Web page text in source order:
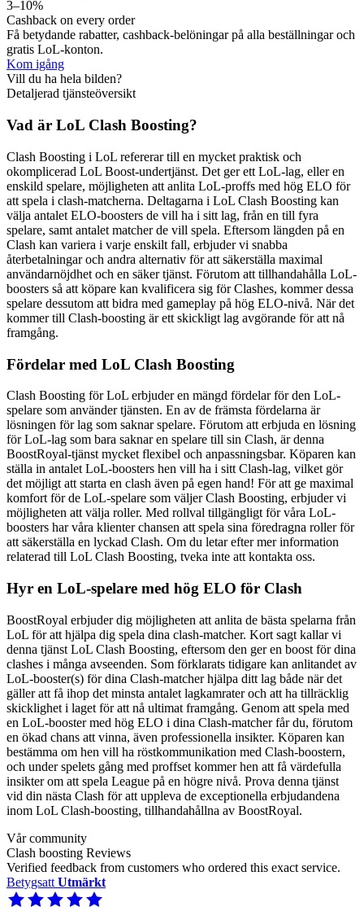
3–10%
Cashback on every order
Få betydande rabatter, cashback-belöningar på alla beställningar och
gratis LoL-konton.
Kom igång
Vill du ha hela bilden?
Detaljerad tjänsteöversikt
Vad är LoL Clash Boosting?
Clash Boosting i LoL refererar till en mycket praktisk och
okomplicerad LoL Boost-undertjänst. Det ger ett LoL-lag, eller en
enskild spelare, möjligheten att anlita LoL-proffs med hög ELO för
att spela i clash-matcherna. Deltagarna i LoL Clash Boosting kan
välja antalet ELO-boosters de vill ha i sitt lag, från en till fyra
spelare, samt antalet matcher de vill spela. Eftersom längden på en
Clash kan variera i varje enskilt fall, erbjuder vi snabba
återbetalningar och andra alternativ för att säkerställa maximal
användarnöjdhet och en säker tjänst. Förutom att tillhandahålla LoL-
boosters så att köpare kan kvalificera sig för Clashes, kommer dessa
spelare dessutom att bidra med gameplay på hög ELO-nivå. När det
kommer till Clash-boosting är ett skickligt lag avgörande för att nå
framgång.
Fördelar med LoL Clash Boosting
Clash Boosting för LoL erbjuder en mängd fördelar för den LoL-
spelare som använder tjänsten. En av de främsta fördelarna är
lösningen för lag som saknar spelare. Förutom att erbjuda en lösning
för LoL-lag som bara saknar en spelare till sin Clash, är denna
BoostRoyal-tjänst mycket flexibel och anpassningsbar. Köparen kan
ställa in antalet LoL-boosters hen vill ha i sitt Clash-lag, vilket gör
det möjligt att starta en clash även på egen hand! För att ge maximal
komfort för de LoL-spelare som väljer Clash Boosting, erbjuder vi
möjligheten att välja roller. Med rollval tillgängligt för våra LoL-
boosters har våra klienter chansen att spela sina föredragna roller för
att säkerställa en lyckad Clash. Om du letar efter mer information
relaterad till LoL Clash Boosting, tveka inte att kontakta oss.
Hyr en LoL-spelare med hög ELO för Clash
BoostRoyal erbjuder dig möjligheten att anlita de bästa spelarna från
LoL för att hjälpa dig spela dina clash-matcher. Kort sagt kallar vi
denna tjänst LoL Clash Boosting, eftersom den ger en boost för dina
clashes i många avseenden. Som förklarats tidigare kan anlitandet av
LoL-booster(s) för dina Clash-matcher hjälpa ditt lag både när det
gäller att få ihop det minsta antalet lagkamrater och att ha tillräcklig
skicklighet i laget för att nå ultimat framgång. Genom att spela med
en LoL-booster med hög ELO i dina Clash-matcher får du, förutom
en ökad chans att vinna, även professionella insikter. Köparen kan
bestämma om hen vill ha röstkommunikation med Clash-boostern,
och under spelets gång med proffset kommer hen att få värdefulla
insikter om att spela League på en högre nivå. Prova denna tjänst
vid din nästa Clash för att uppleva de exceptionella erbjudandena
inom LoL Clash-boosting, tillhandahållna av BoostRoyal.
Vår community
Clash boosting Reviews
Verified feedback from customers who ordered this exact service.
Betygsatt Utmärkt